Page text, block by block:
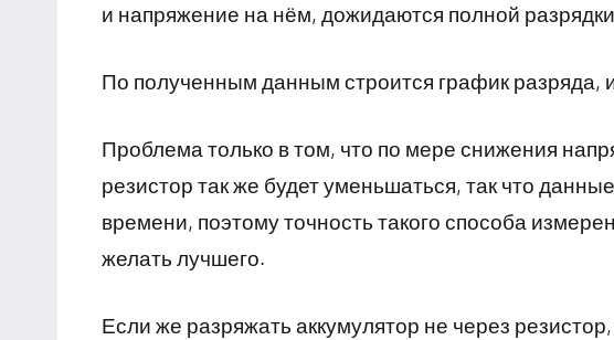
и напряжение на нём, дожидаются полной
По полученным данным строится график разряда,
Проблема только в том, что по мере снижения
резистор так же будет уменьшаться, так что
времени, поэтому точность такого способа
желать лучшего.
Если же разряжать аккумулятор не через